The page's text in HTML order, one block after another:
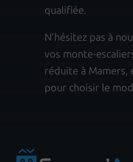
qualifiée.
N’hésitez pas à
vos monte-
réduite à Mamers,
pour choisir le